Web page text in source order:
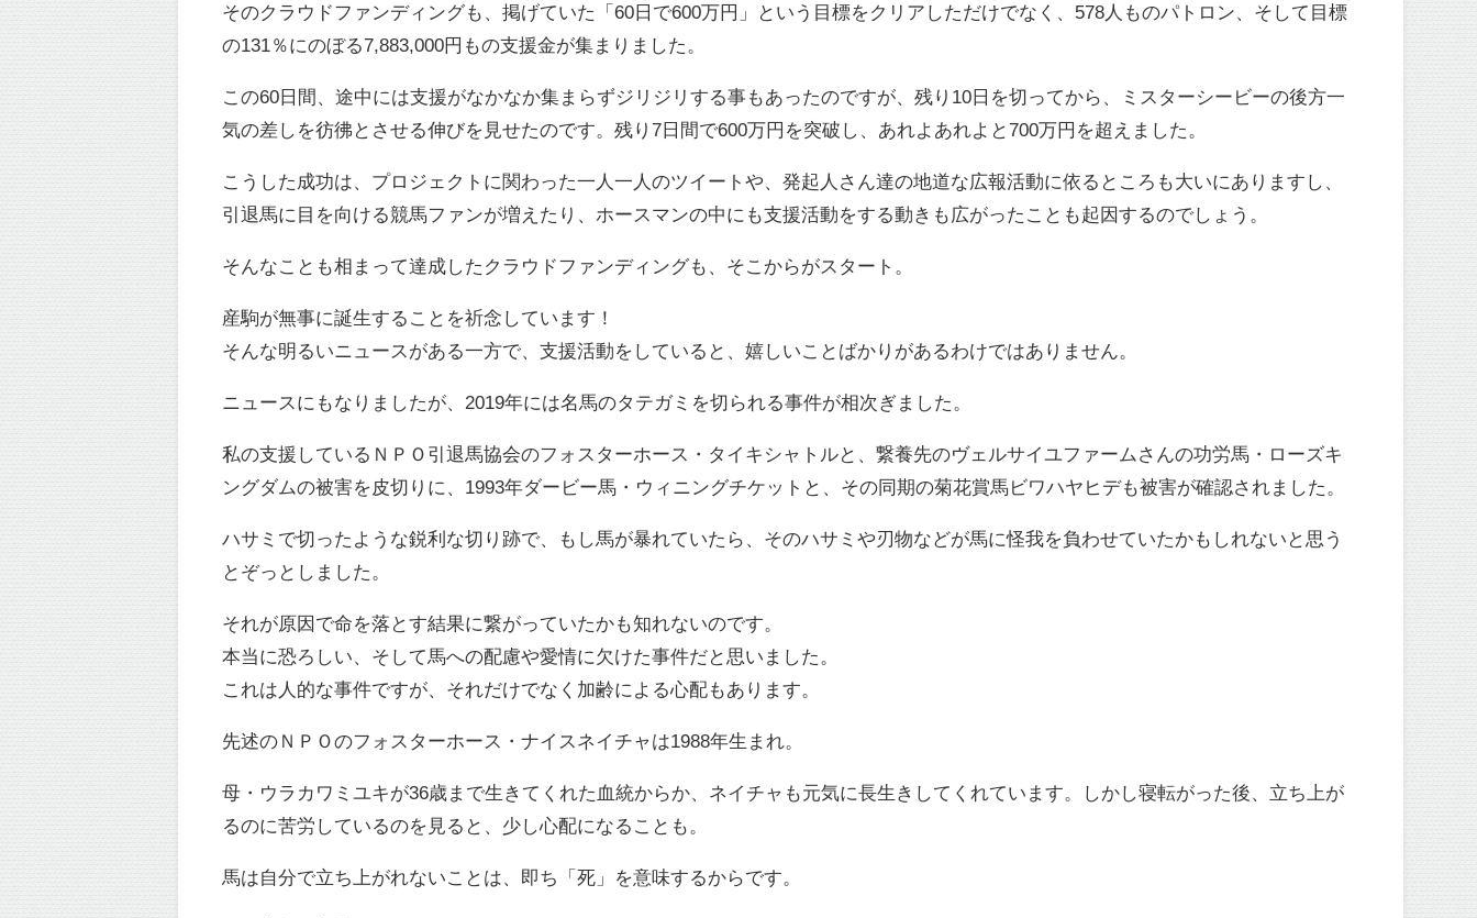
そのクラウドファンディングも、掲げていた「60日で600万円」という目標をクリアしただけでなく、578人ものパトロン、そして目標
の131％にのぼる7,883,000円もの支援金が集まりました。
この60日間、途中には支援がなかなか集まらずジリジリする事もあったのですが、残り10日を切ってから、ミスターシービーの後方一
気の差しを彷彿とさせる伸びを見せたのです。残り7日間で600万円を突破し、あれよあれよと700万円を超えました。
こうした成功は、プロジェクトに関わった一人一人のツイートや、発起人さん達の地道な広報活動に依るところも大いにありますし、
引退馬に目を向ける競馬ファンが増えたり、ホースマンの中にも支援活動をする動きも広がったことも起因するのでしょう。
そんなことも相まって達成したクラウドファンディングも、そこからがスタート。
産駒が無事に誕生することを祈念しています！
そんな明るいニュースがある一方で、支援活動をしていると、嬉しいことばかりがあるわけではありません。
ニュースにもなりましたが、2019年には名馬のタテガミを切られる事件が相次ぎました。
私の支援しているＮＰＯ引退馬協会のフォスターホース・タイキシャトルと、繋養先のヴェルサイユファームさんの功労馬・ローズキ
ングダムの被害を皮切りに、1993年ダービー馬・ウィニングチケットと、その同期の菊花賞馬ビワハヤヒデも被害が確認されました。
ハサミで切ったような鋭利な切り跡で、もし馬が暴れていたら、そのハサミや刃物などが馬に怪我を負わせていたかもしれないと思う
とぞっとしました。
それが原因で命を落とす結果に繋がっていたかも知れないのです。
本当に恐ろしい、そして馬への配慮や愛情に欠けた事件だと思いました。
これは人的な事件ですが、それだけでなく加齢による心配もあります。
先述のＮＰＯのフォスターホース・ナイスネイチャは1988年生まれ。
母・ウラカワミユキが36歳まで生きてくれた血統からか、ネイチャも元気に長生きしてくれています。しかし寝転がった後、立ち上が
るのに苦労しているのを見ると、少し心配になることも。
馬は自分で立ち上がれないことは、即ち「死」を意味するからです。